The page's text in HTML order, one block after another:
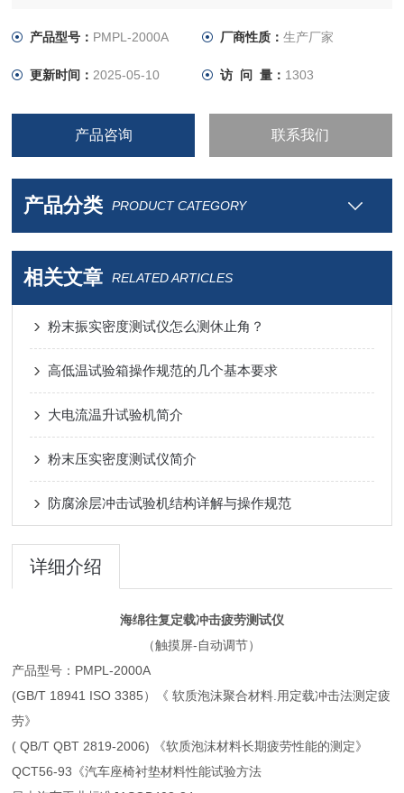
产品型号： PMPL-2000A 厂商性质： 生产厂家
更新时间： 2025-05-10 访 问 量： 1303
产品咨询 联系我们
产品分类 PRODUCT CATEGORY
相关文章 RELATED ARTICLES
粉末振实密度测试仪怎么测休止角？
高低温试验箱操作规范的几个基本要求
大电流温升试验机简介
粉末压实密度测试仪简介
防腐涂层冲击试验机结构详解与操作规范
详细介绍
海绵往复定载冲击疲劳测试仪
（触摸屏-自动调节）
产品型号：PMPL-2000A
(GB/T 18941 ISO 3385）《 软质泡沫聚合材料.用定载冲击法测定疲
劳》
( QB/T QBT 2819-2006) 《软质泡沫材料长期疲劳性能的测定》
QCT56-93《汽车座椅衬垫材料性能试验方法